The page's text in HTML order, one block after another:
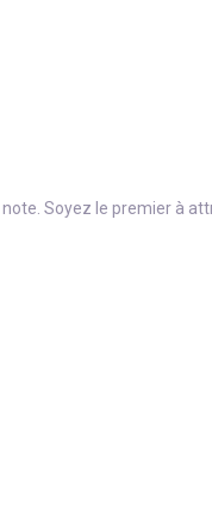
Soyez le premier à